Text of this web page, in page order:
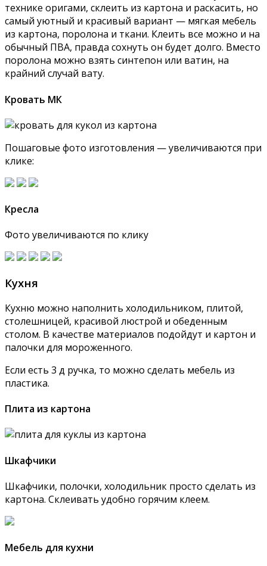
технике оригами, склеить из картона и раскасить, но
самый уютный и красивый вариант — мягкая мебель
из картона, поролона и ткани. Клеить все можно и на
обычный ПВА, правда сохнуть он будет долго. Вместо
поролона можно взять синтепон или ватин, на
крайний случай вату.
Кровать МК
Пошаговые фото изготовления — увеличиваются при
клике:
Кресла
Фото увеличиваются по клику
Кухня
Кухню можно наполнить холодильником, плитой,
столешницей, красивой люстрой и обеденным
столом. В качестве материалов подойдут и картон и
палочки для мороженного.
Если есть 3 д ручка, то можно сделать мебель из
пластика.
Плита из картона
Шкафчики
Шкафчики, полочки, холодильник просто сделать из
картона. Склеивать удобно горячим клеем.
Мебель для кухни